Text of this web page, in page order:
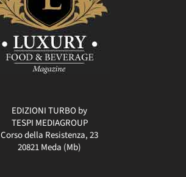
EDIZIONI TURBO by
TESPI MEDIAGROUP
Corso della Resistenza, 23
20821 Meda (Mb)